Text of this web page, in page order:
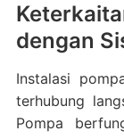
dengan
Instalasi
terhubung
Pompa